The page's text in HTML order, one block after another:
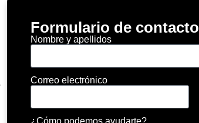
Formulario de contacto
Nombre y apellidos
Correo electrónico
¿Cómo podemos ayudarte?